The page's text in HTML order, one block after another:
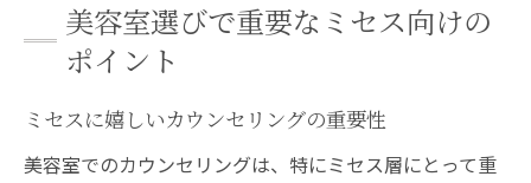
美容室選びで重要なミセス向けの
ポイント
ミセスに嬉しいカウンセリングの重要性
美容室でのカウンセリングは、特にミセス層にとって重